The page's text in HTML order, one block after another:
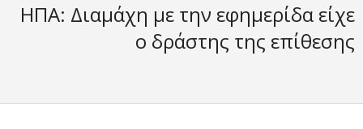
ΗΠΑ: Διαμάχη με την εφημερίδα είχε
ο δράστης της επίθεσης